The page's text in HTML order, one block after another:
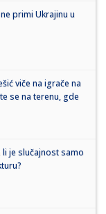
primi Ukrajinu u
viče na igrače na
se na terenu, gde
li je slučajnost samo